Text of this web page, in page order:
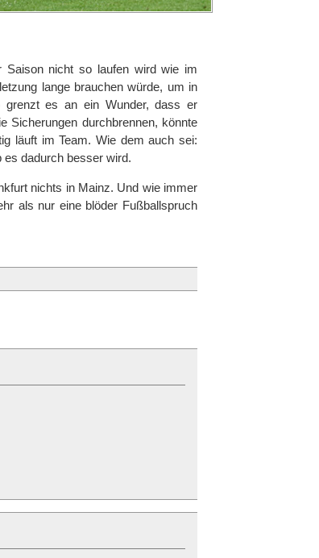
Saison nicht so laufen wird wie im
lange brauchen würde, um in
es an ein Wunder, dass er
Sicherungen durchbrennen, könnte
läuft im Team. Wie dem auch sei:
dadurch besser wird.
nichts in Mainz. Und wie immer
als nur eine blöder Fußballspruch